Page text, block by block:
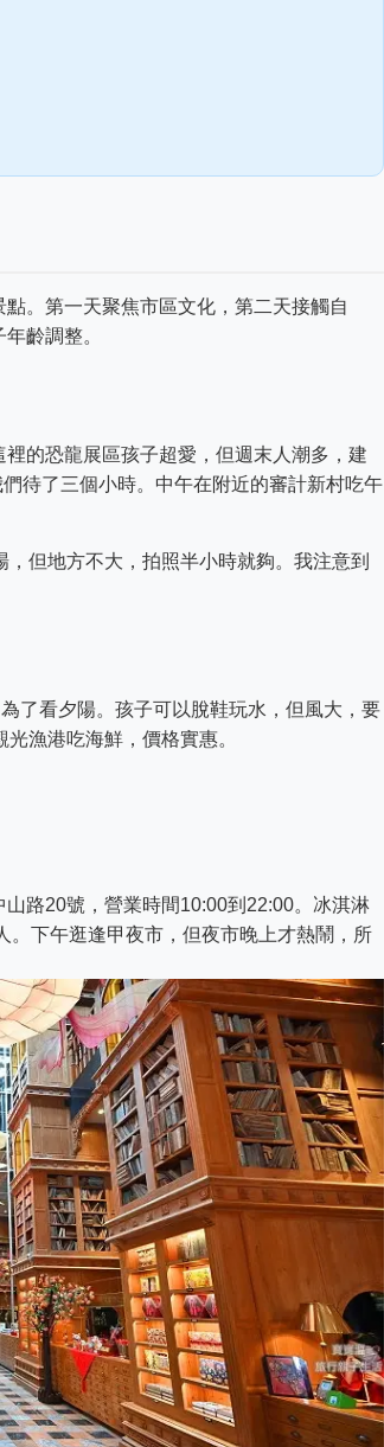
。第一天聚焦市區文化，第二天接觸自
齡調整。
的恐龍展區孩子超愛，但週末人潮多，建
待了三個小時。中午在附近的審計新村吃午
但地方不大，拍照半小時就夠。我注意到
了看夕陽。孩子可以脫鞋玩水，但風大，要
漁港吃海鮮，價格實惠。
路20號，營業時間10:00到22:00。冰淇淋
下午逛逢甲夜市，但夜市晚上才熱鬧，所